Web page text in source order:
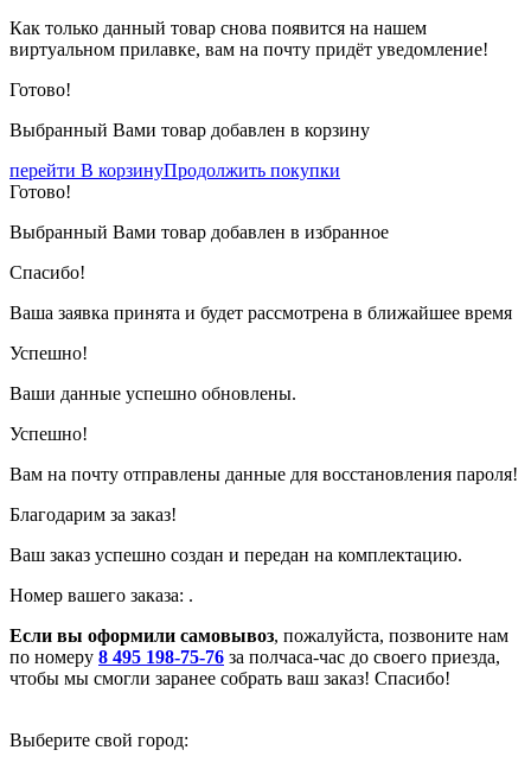
Как только данный товар снова появится на нашем
виртуальном прилавке, вам на почту придёт уведомление!
Готово!
Выбранный Вами товар добавлен в корзину
перейти В корзинуПродолжить покупки
Готово!
Выбранный Вами товар добавлен в избранное
Спасибо!
Ваша заявка принята и будет рассмотрена в ближайшее время
Успешно!
Ваши данные успешно обновлены.
Успешно!
Вам на почту отправлены данные для восстановления пароля!
Благодарим за заказ!
Ваш заказ успешно создан и передан на комплектацию.
Номер вашего заказа: .
Если вы оформили самовывоз, пожалуйста, позвоните нам
по номеру 8 495 198-75-76 за полчаса-час до своего приезда,
чтобы мы смогли заранее собрать ваш заказ! Спасибо!
Выберите свой город: